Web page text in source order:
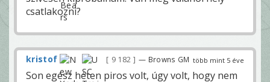
csatlakozni?
több mint 5 éve
kristof 9 182 — Browns GM
Son egész héten piros volt, úgy volt, hogy nem